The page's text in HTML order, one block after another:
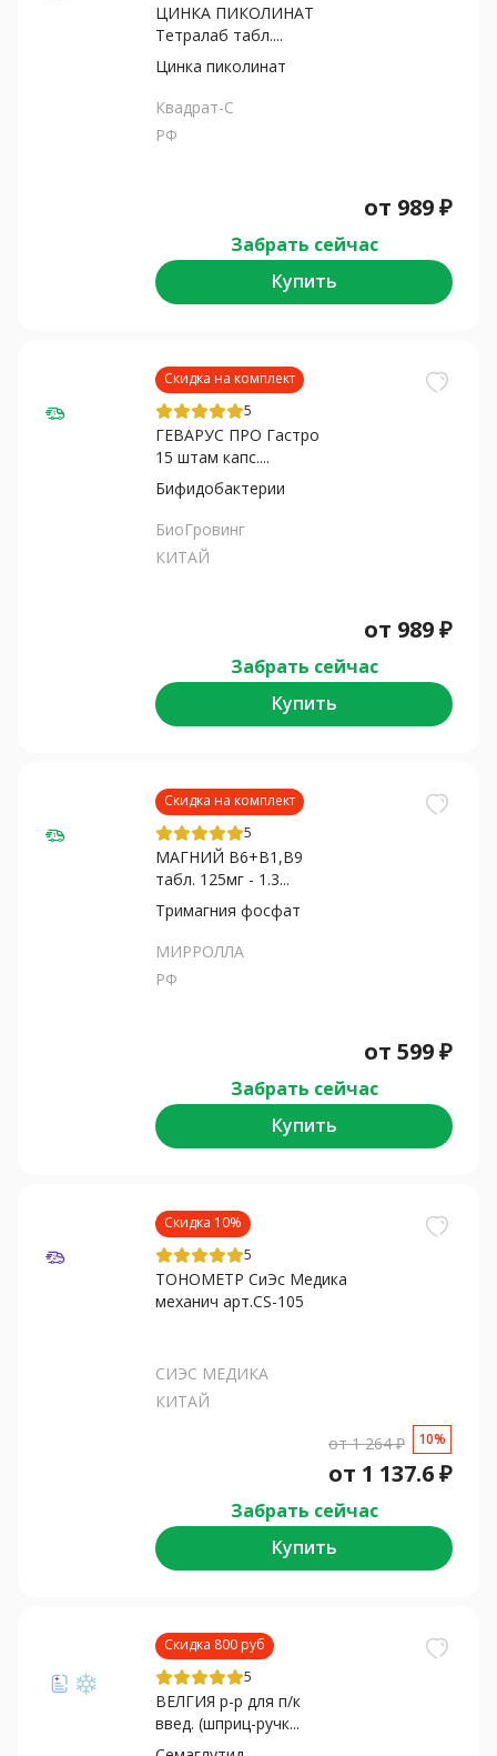
ЦИНКА ПИКОЛИНАТ
Тетралаб табл....
Цинка пиколинат
Квадрат-С
РФ
от 989₽
Забрать сейчас
Купить
Скидка на комплект
5
ГЕВАРУС ПРО Гастро
15 штам капс....
Бифидобактерии
БиоГрoвинг
КИТАЙ
от 989₽
Забрать сейчас
Купить
Скидка на комплект
5
МАГНИЙ В6+В1,В9
табл. 125мг - 1.3...
Тримагния фосфат
МИРРОЛЛА
РФ
от 599₽
Забрать сейчас
Купить
Скидка 10%
5
ТОНОМЕТР СиЭс Медика
механич арт.CS-105
СИЭС МЕДИКА
КИТАЙ
от1 264₽ 10%
от 1 137.6₽
Забрать сейчас
Купить
Скидка 800 руб
5
ВЕЛГИЯ р-р для п/к
введ. (шприц-ручк...